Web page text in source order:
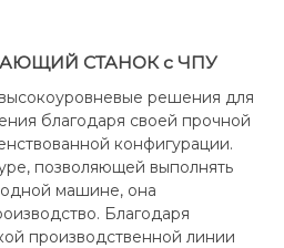
СТАНОК с ЧПУ
решения для
благодаря своей прочной
конфигурации.
позволяющей выполнять
машине, она
Благодаря
производственной линии